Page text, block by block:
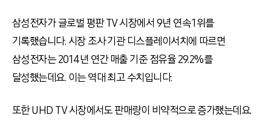
삼성전자가 글로벌 평판 TV 시장에서 9년 연속 1위를
기록했습니다. 시장 조사 기관 디스플레이서치에 따르면
삼성전자는 2014년 연간 매출 기준 점유율 29.2%를
달성했는데요. 이는 역대 최고 수치입니다.
또한 UHD TV 시장에서도 판매량이 비약적으로 증가했는데요.